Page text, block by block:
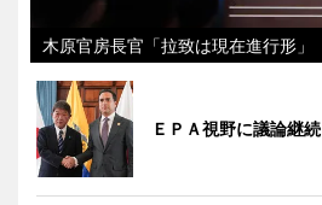
木原官房長官「拉致は現在進行形」
ＥＰＡ視野に議論継続